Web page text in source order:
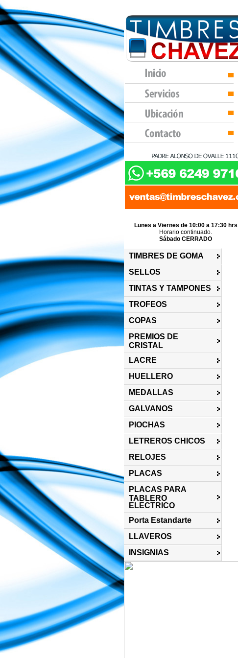
Lunes a Viernes de 10:00 a 17:30 hrs
Horario continuado.
Sábado CERRADO
TIMBRES DE GOMA
SELLOS
TINTAS Y TAMPONES
TROFEOS
COPAS
PREMIOS DE
CRISTAL
LACRE
HUELLERO
MEDALLAS
GALVANOS
PIOCHAS
LETREROS CHICOS
RELOJES
PLACAS
PLACAS PARA
TABLERO
ELECTRICO
Porta Estandarte
LLAVEROS
INSIGNIAS